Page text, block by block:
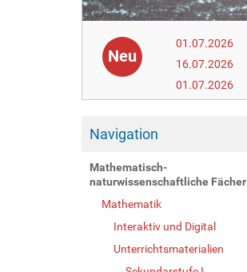
Neu
01.07.2026
16.07.2026
01.07.2026
Navigation
Mathematisch-
naturwissenschaftliche Fächer
Mathematik
Interaktiv und Digital
Unterrichtsmaterialien